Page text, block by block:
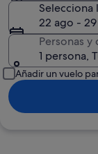
Selecciona
22 ago -
Personas y
1 persona,
Añadir un vuelo